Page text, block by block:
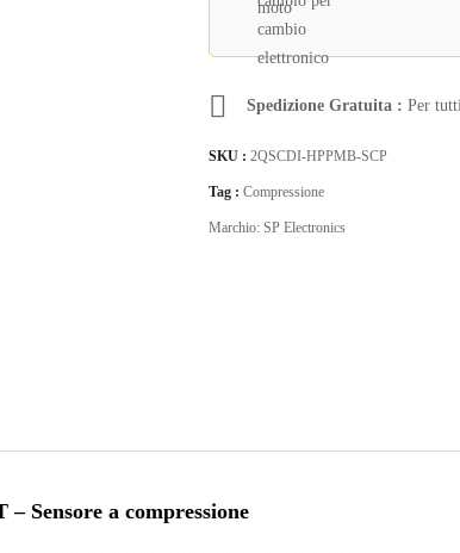
Spedizione Gratuita : Per
SKU : 2QSCDI-HPPMB-SCP
Tag : Compressione
Marchio: SP Electronics
Sensore a compressione